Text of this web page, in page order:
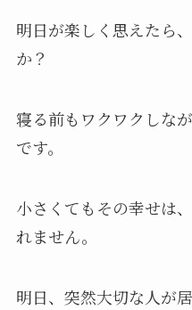
明日が楽しく思えたら
か？
寝る前もワクワクしな
です。
小さくてもその幸せは
れません。
明日、突然大切な人が